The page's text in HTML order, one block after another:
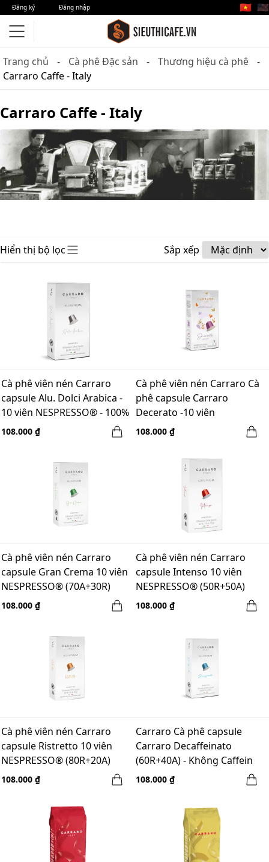
Đăng ký Đăng nhập 🇻🇳 🇺🇸
Trang chủ Cà phê Đặc sản
Thương hiệu cà phê
Carraro Caffe - Italy
Carraro Caffe - Italy
Hiển thị bộ lọc Sắp xếp
Cà phê viên nén Carraro
capsule Alu. Dolci Arabica -
10 viên NESPRESSO® - 100%
Arabica
108.000 ₫
Cà phê viên nén Carraro Cà
phê capsule Carraro
Decerato -10 viên
NESPRESSO®(60A+40R)
108.000 ₫
Cà phê viên nén Carraro
capsule Gran Crema 10 viên
NESPRESSO® (70A+30R)
108.000 ₫
Cà phê viên nén Carraro
capsule Intenso 10 viên
NESPRESSO® (50R+50A)
108.000 ₫
Cà phê viên nén Carraro
capsule Ristretto 10 viên
NESPRESSO® (80R+20A)
108.000 ₫
Carraro Cà phê capsule
Carraro Decaffeinato
(60R+40A) - Không Caffein
108.000 ₫